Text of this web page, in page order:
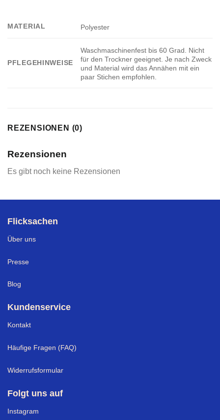
MATERIAL Polyester
PFLEGEHINWEISE
Waschmaschinenfest bis 60 Grad. Nicht
für den Trockner geeignet. Je nach Zweck
und Material wird das Annähen mit ein
paar Stichen empfohlen.
REZENSIONEN (0)
Rezensionen
Es gibt noch keine Rezensionen
Flicksachen
Über uns
Presse
Blog
Kundenservice
Kontakt
Häufige Fragen (FAQ)
Widerrufsformular
Folgt uns auf
Instagram